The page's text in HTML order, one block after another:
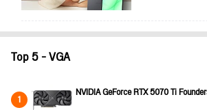
Top 5 - VGA
1 NVIDIA GeForce RTX 5070 Ti